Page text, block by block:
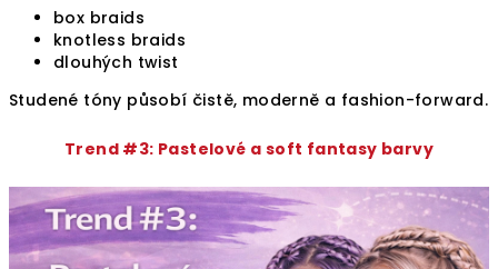
box braids
knotless braids
dlouhých twist
Studené tóny působí čistě, moderně a fashion-forward.
Trend #3: Pastelové a soft fantasy barvy